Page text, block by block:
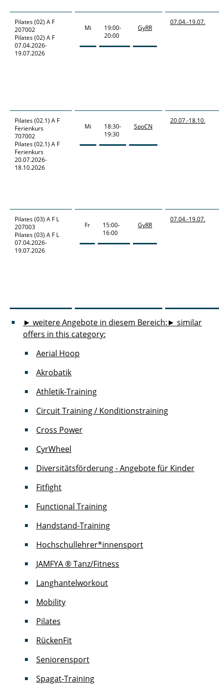
Pilates(02) A F
207002
Pilates (02) A F
07.04.2026-
19.07.2026
Mi
19:00-
20:00
GyRR
07.04.-19.07.
Pilates(02.1) A F
Ferienkurs
707002
Pilates (02.1) A F
Ferienkurs
20.07.2026-
18.10.2026
Mi
18:30-
19:30
SpoCN
20.07.-18.10.
Pilates(03) A F L
207003
Pilates (03) A F L
07.04.2026-
19.07.2026
Fr
15:00-
16:00
GyRR
07.04.-19.07.
► weitere Angebote in diesem Bereich:► similar
offers in this category:
Aerial Hoop
Akrobatik
Athletik-Training
Circuit Training / Konditionstraining
Cross Power
CyrWheel
Diversitätsförderung - Angebote für Kinder
Fitfight
Functional Training
Handstand-Training
Hochschullehrer*innensport
JAMFYA ® Tanz/Fitness
Langhantelworkout
Mobility
Pilates
RückenFit
Seniorensport
Spagat-Training